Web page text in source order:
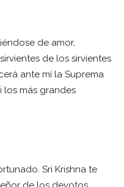
de amor,
de los sirvientes
ante mí la Suprema
los más grandes
Sri Krishna te